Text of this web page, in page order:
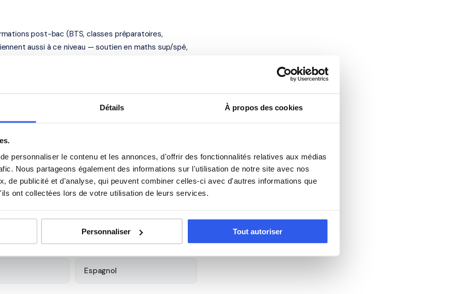
Détails À propos des cookies
personnaliser le contenu et les annonces, d'offrir des fonctionnalités relatives aux médias
Nous partageons également des informations sur l'utilisation de notre site avec nos
de publicité et d'analyse, qui peuvent combiner celles-ci avec d'autres informations que
ont collectées lors de votre utilisation de leurs services.
Personnaliser Tout autoriser
post-bac (BTS, classes préparatoires,
aussi à ce niveau — soutien en maths sup/spé,
de Nice
Honoré d'Estienne d'Orves, à Nice (06050). Notre
les villes proches. Tous ouvrent droit au
du Lycée Honoré
Espagnol